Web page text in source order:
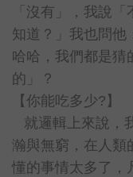
「沒有」，我說
知道？」我也問他
哈哈，我們都是猜
的」？
【你能吃多少?】
就邏輯上來說，
瀚與無窮，在人類
懂的事情太多了，